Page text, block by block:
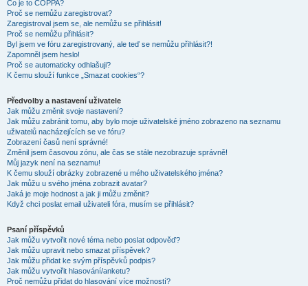
Co je to COPPA?
Proč se nemůžu zaregistrovat?
Zaregistroval jsem se, ale nemůžu se přihlásit!
Proč se nemůžu přihlásit?
Byl jsem ve fóru zaregistrovaný, ale teď se nemůžu přihlásit?!
Zapomněl jsem heslo!
Proč se automaticky odhlašuji?
K čemu slouží funkce „Smazat cookies“?
Předvolby a nastavení uživatele
Jak můžu změnit svoje nastavení?
Jak můžu zabránit tomu, aby bylo moje uživatelské jméno zobrazeno na seznamu
uživatelů nacházejících se ve fóru?
Zobrazení časů není správné!
Změnil jsem časovou zónu, ale čas se stále nezobrazuje správně!
Můj jazyk není na seznamu!
K čemu slouží obrázky zobrazené u mého uživatelského jména?
Jak můžu u svého jména zobrazit avatar?
Jaká je moje hodnost a jak ji můžu změnit?
Když chci poslat email uživateli fóra, musím se přihlásit?
Psaní příspěvků
Jak můžu vytvořit nové téma nebo poslat odpověď?
Jak můžu upravit nebo smazat příspěvek?
Jak můžu přidat ke svým příspěvků podpis?
Jak můžu vytvořit hlasování/anketu?
Proč nemůžu přidat do hlasování více možností?